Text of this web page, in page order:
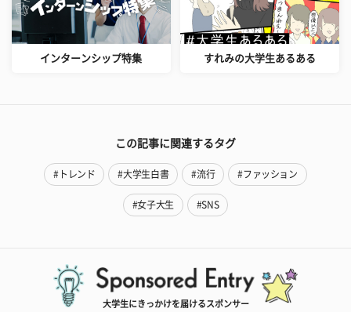
インターンシップ特集 すれみの大学生あるある
この記事に関連するタグ
#トレンド #大学生白書 #流行 #ファッション
#女子大生 #SNS
大学生にきっかけを届けるスポンサー